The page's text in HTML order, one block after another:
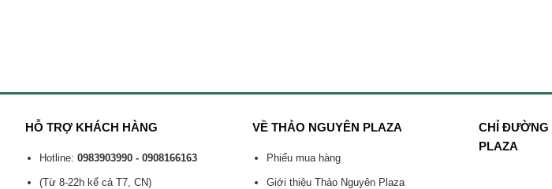
HỖ TRỢ KHÁCH HÀNG
Hotline: 0983903990 - 0908166163
(Từ 8-22h kể cả T7, CN)
VỀ THẢO NGUYÊN PLAZA
Phiếu mua hàng
Giới thiệu Thảo Nguyên Plaza
CHỈ ĐƯỜNG
PLAZA